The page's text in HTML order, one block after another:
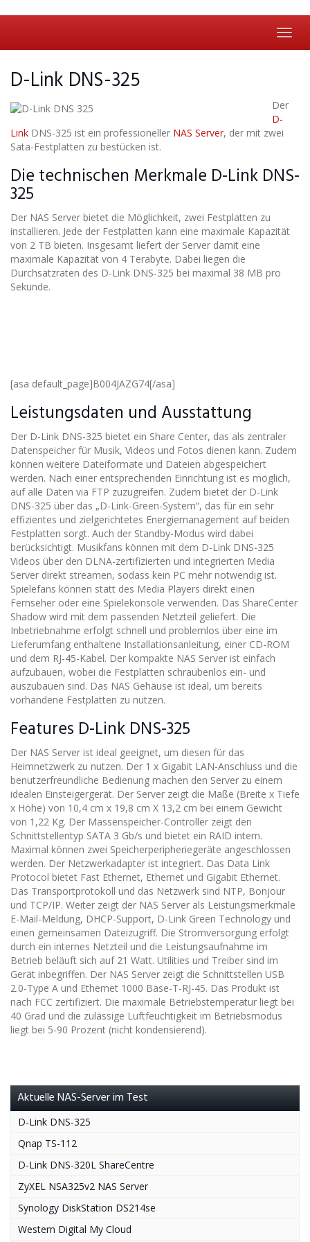
to
content
D-Link DNS-325
Der
D-
Link DNS-325 ist ein professioneller NAS Server, der mit zwei
Sata-Festplatten zu bestücken ist.
Die technischen Merkmale D-Link DNS-
325
Der NAS Server bietet die Möglichkeit, zwei Festplatten zu
installieren. Jede der Festplatten kann eine maximale Kapazität
von 2 TB bieten. Insgesamt liefert der Server damit eine
maximale Kapazität von 4 Terabyte. Dabei liegen die
Durchsatzraten des D-Link DNS-325 bei maximal 38 MB pro
Sekunde.
[asa default_page]B004JAZG74[/asa]
Leistungsdaten und Ausstattung
Der D-Link DNS-325 bietet ein Share Center, das als zentraler
Datenspeicher für Musik, Videos und Fotos dienen kann. Zudem
können weitere Dateiformate und Dateien abgespeichert
werden. Nach einer entsprechenden Einrichtung ist es möglich,
auf alle Daten via FTP zuzugreifen. Zudem bietet der D-Link
DNS-325 über das „D-Link-Green-System“, das für ein sehr
effizientes und zielgerichtetes Energiemanagement auf beiden
Festplatten sorgt. Auch der Standby-Modus wird dabei
berücksichtigt. Musikfans können mit dem D-Link DNS-325
Videos über den DLNA-zertifizierten und integrierten Media
Server direkt streamen, sodass kein PC mehr notwendig ist.
Spielefans können statt des Media Players direkt einen
Fernseher oder eine Spielekonsole verwenden. Das ShareCenter
Shadow wird mit dem passenden Netzteil geliefert. Die
Inbetriebnahme erfolgt schnell und problemlos über eine im
Lieferumfang enthaltene Installationsanleitung, einer CD-ROM
und dem RJ-45-Kabel. Der kompakte NAS Server ist einfach
aufzubauen, wobei die Festplatten schraubenlos ein- und
auszubauen sind. Das NAS Gehäuse ist ideal, um bereits
vorhandene Festplatten zu nutzen.
Features D-Link DNS-325
Der NAS Server ist ideal geeignet, um diesen für das
Heimnetzwerk zu nutzen. Der 1 x Gigabit LAN-Anschluss und die
benutzerfreundliche Bedienung machen den Server zu einem
idealen Einsteigergerät. Der Server zeigt die Maße (Breite x Tiefe
x Höhe) von 10,4 cm x 19,8 cm X 13,2 cm bei einem Gewicht
von 1,22 Kg. Der Massenspeicher-Controller zeigt den
Schnittstellentyp SATA 3 Gb/s und bietet ein RAID intern.
Maximal können zwei Speicherperipheriegeräte angeschlossen
werden. Der Netzwerkadapter ist integriert. Das Data Link
Protocol bietet Fast Ethernet, Ethernet und Gigabit Ethernet.
Das Transportprotokoll und das Netzwerk sind NTP, Bonjour
und TCP/IP. Weiter zeigt der NAS Server als Leistungsmerkmale
E-Mail-Meldung, DHCP-Support, D-Link Green Technology und
einen gemeinsamen Dateizugriff. Die Stromversorgung erfolgt
durch ein internes Netzteil und die Leistungsaufnahme im
Betrieb beläuft sich auf 21 Watt. Utilities und Treiber sind im
Gerät inbegriffen. Der NAS Server zeigt die Schnittstellen USB
2.0-Type A und Ethernet 1000 Base-T-RJ-45. Das Produkt ist
nach FCC zertifiziert. Die maximale Betriebstemperatur liegt bei
40 Grad und die zulässige Luftfeuchtigkeit im Betriebsmodus
liegt bei 5-90 Prozent (nicht kondensierend).
Aktuelle NAS-Server im Test
D-Link DNS-325
Qnap TS-112
D-Link DNS-320L ShareCentre
ZyXEL NSA325v2 NAS Server
Synology DiskStation DS214se
Western Digital My Cloud